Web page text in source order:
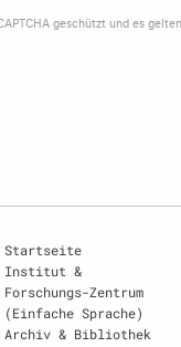
geschützt und es
Startseite
Institut &
Forschungs-Zentrum
(Einfache Sprache)
Archiv & Bibliothek